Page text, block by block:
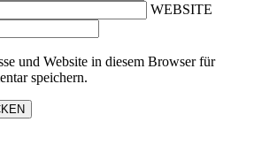
WEBSITE
und Website in diesem Browser für
speichern.